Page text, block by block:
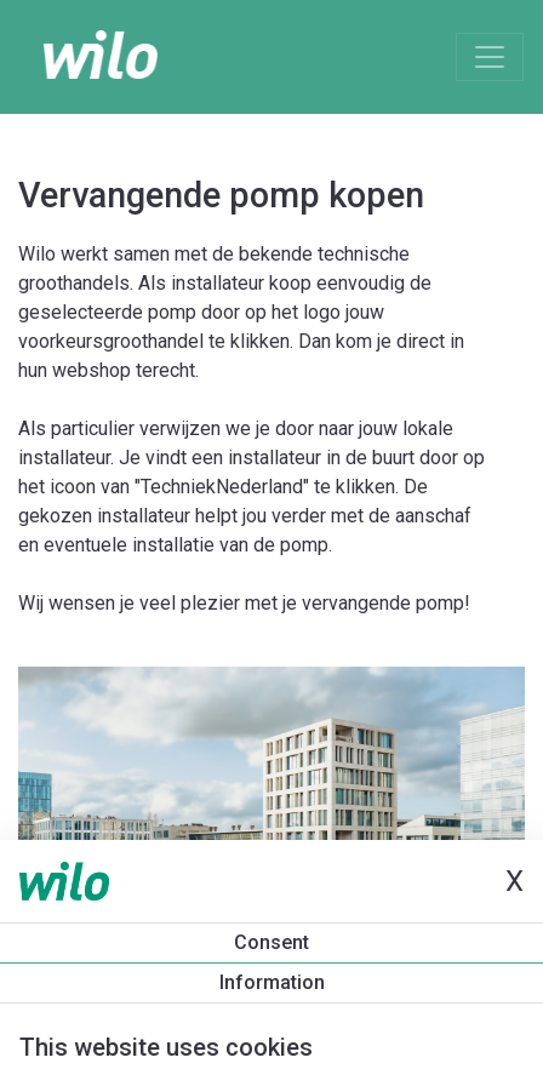
X
Consent
Information
This website uses cookies
Vervangende pomp kopen
Wilo werkt samen met de bekende technische
groothandels. Als installateur koop eenvoudig de
geselecteerde pomp door op het logo jouw
voorkeursgroothandel te klikken. Dan kom je direct in
hun webshop terecht.
Als particulier verwijzen we je door naar jouw lokale
installateur. Je vindt een installateur in de buurt door op
het icoon van "TechniekNederland" te klikken. De
gekozen installateur helpt jou verder met de aanschaf
en eventuele installatie van de pomp.
Wij wensen je veel plezier met je vervangende pomp!